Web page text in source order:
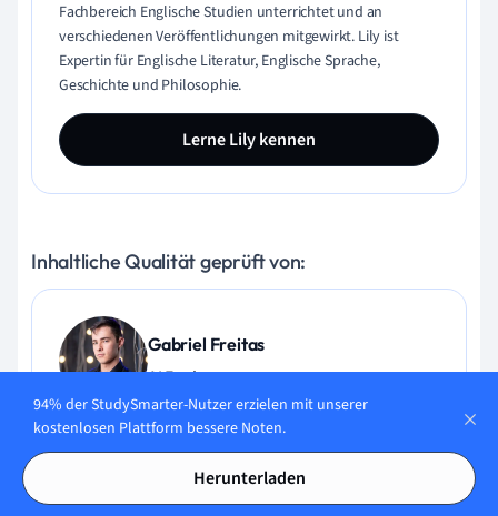
Fachbereich Englische Studien unterrichtet und an
verschiedenen Veröffentlichungen mitgewirkt. Lily ist
Expertin für Englische Literatur, Englische Sprache,
Geschichte und Philosophie.
Lerne Lily kennen
Inhaltliche Qualität geprüft von:
Gabriel Freitas
AI Engineer
Gabriel Freitas ist AI Engineer mit solider Erfahrung in
Softwareentwicklung, maschinellen Lernalgorithmen und
generativer KI, einschließlich Anwendungen großer
Sprachmodelle (LLMs). Er hat Elektrotechnik an der
94% der StudySmarter-Nutzer erzielen mit unserer
kostenlosen Plattform bessere Noten.
Herunterladen